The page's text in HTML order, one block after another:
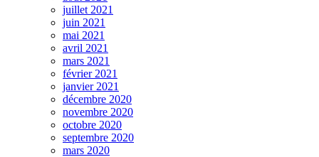
juillet 2021
juin 2021
mai 2021
avril 2021
mars 2021
février 2021
janvier 2021
décembre 2020
novembre 2020
octobre 2020
septembre 2020
mars 2020